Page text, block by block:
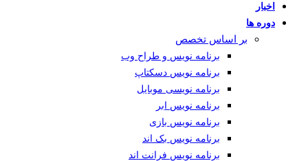
اخبار
دوره ها
بر اساس تخصص
برنامه نویس و طراح وب
برنامه نویس دسکتاپ
برنامه نویسی موبایل
برنامه نویس ابر
برنامه نویس بازی
برنامه نویس بک اند
برنامه نویس فرانت اند